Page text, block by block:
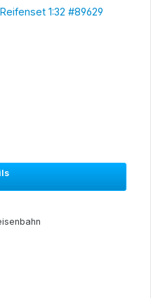
1:32 #89629